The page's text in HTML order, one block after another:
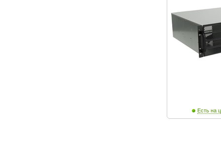
Есть на